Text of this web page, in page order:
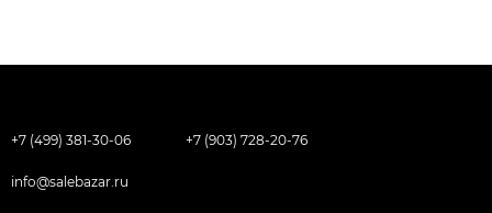
+7 (499) 381-30-06 +7 (903) 728-20-76
info@salebazar.ru